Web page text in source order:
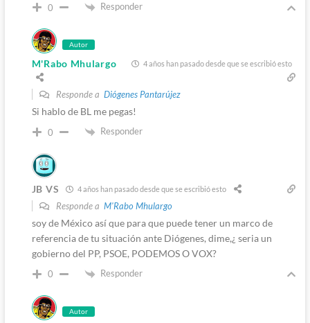
0 Responder
Autor
M'Rabo Mhulargo 4 años han pasado desde que se escribió esto
Responde a Diógenes Pantarújez
Si hablo de BL me pegas!
0 Responder
JB VS 4 años han pasado desde que se escribió esto
Responde a M'Rabo Mhulargo
soy de México así que para que puede tener un marco de
referencia de tu situación ante Diógenes, dime,¿ seria un
gobierno del PP, PSOE, PODEMOS O VOX?
0 Responder
Autor